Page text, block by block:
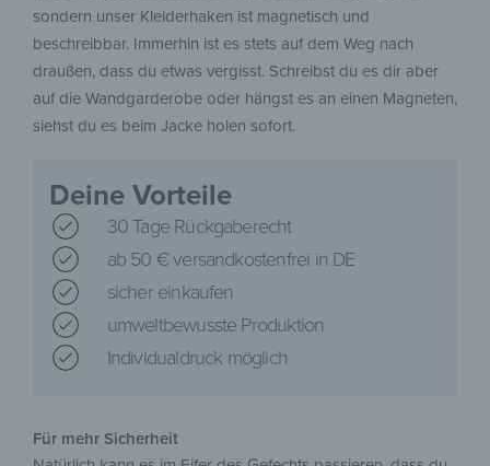
sondern unser Kleiderhaken ist magnetisch und
beschreibbar. Immerhin ist es stets auf dem Weg nach
draußen, dass du etwas vergisst. Schreibst du es dir aber
auf die Wandgarderobe oder hängst es an einen Magneten,
siehst du es beim Jacke holen sofort.
Deine Vorteile
30 Tage Rückgaberecht
ab 50 € versandkostenfrei in DE
sicher einkaufen
umweltbewusste Produktion
Individualdruck möglich
Für mehr Sicherheit